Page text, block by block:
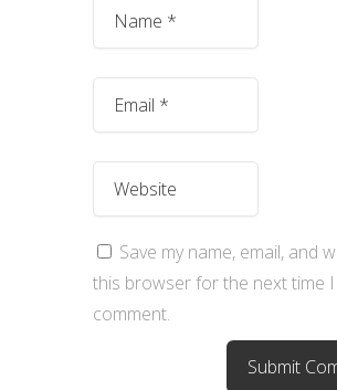
Save my name, email, and
this browser for the next time I
comment.